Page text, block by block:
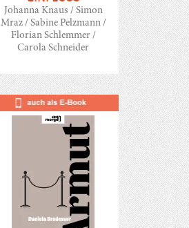
Johanna Knaus / Simon
Mraz / Sabine Pelzmann /
Florian Schlemmer /
Carola Schneider